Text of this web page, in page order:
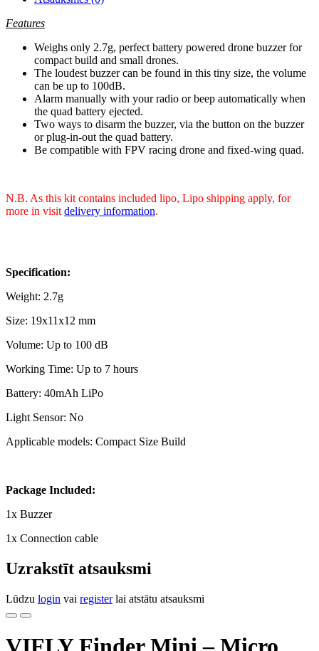
Features
Weighs only 2.7g, perfect battery powered drone buzzer for
compact build and small drones.
The loudest buzzer can be found in this tiny size, the volume
can be up to 100dB.
Alarm manually with your radio or beep automatically when
the quad battery ejected.
Two ways to disarm the buzzer, via the button on the buzzer
or plug-in-out the quad battery.
Be compatible with FPV racing drone and fixed-wing quad.
N.B. As this kit contains included lipo, Lipo shipping apply, for
more in visit delivery information.
Specification:
Weight: 2.7g
Size: 19x11x12 mm
Volume: Up to 100 dB
Working Time: Up to 7 hours
Battery: 40mAh LiPo
Light Sensor: No
Applicable models: Compact Size Build
Package Included:
1x Buzzer
1x Connection cable
Uzrakstīt atsauksmi
Lūdzu login vai registerlai atstātu atsauksmi